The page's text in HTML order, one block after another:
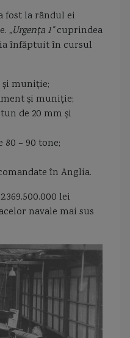
fost la rândul ei
„Urgenţa 1”cuprindea
înfăptuit în cursul
și muniţie;
și muniţie;
de 20 mm și
– 90 tone;
în Anglia.
lei
navale mai sus